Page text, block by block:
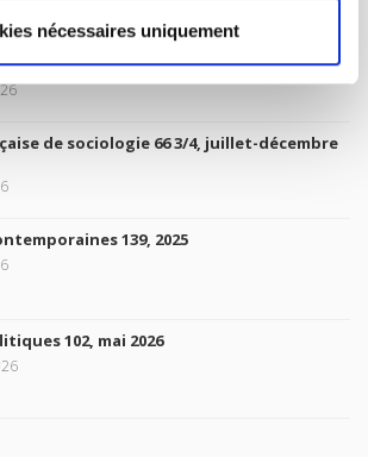
nécessaires uniquement
de science politique 76-2, avril-juin
de sociologie 66 3/4, juillet-décembre
139, 2025
102, mai 2026